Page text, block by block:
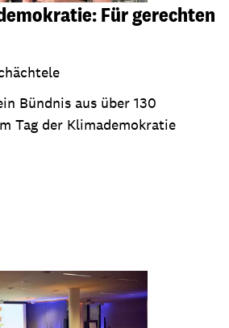
Für gerechten
Bündnis aus über 130
Tag der Klimademokratie